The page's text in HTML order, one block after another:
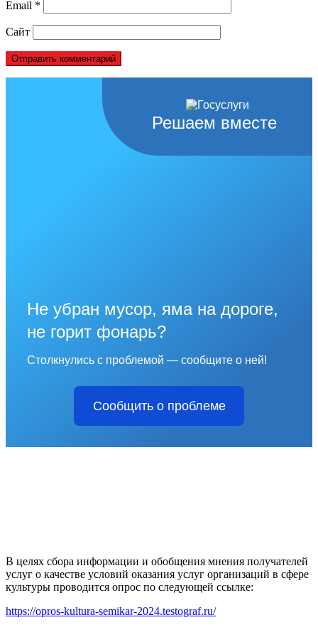
Email *
Сайт
Решаем вместе
Не убран мусор, яма на дороге,
не горит фонарь?
Столкнулись с проблемой — сообщите о ней!
Сообщить о проблеме
В целях сбора информации и обобщения мнения получателей
услуг о качестве условий оказания услуг организаций в сфере
культуры проводится опрос по следующей ссылке:
https://opros-kultura-semikar-2024.testograf.ru/